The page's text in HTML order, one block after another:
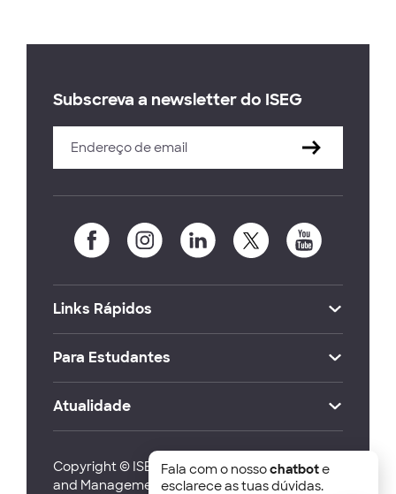
Subscreva a newsletter do ISEG
Links Rápidos
Para Estudantes
Atualidade
Copyright © ISEG Lisbon School of Economics
and Management 2026
Fala com o nossochatbote
esclarece as tuas dúvidas.